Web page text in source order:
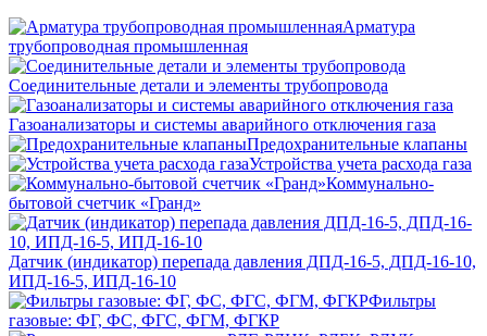
Арматура
трубопроводная промышленная
Соединительные детали и элементы трубопровода
Газоанализаторы и системы аварийного отключения газа
Предохранительные клапаны
Устройства учета расхода газа
Коммунально-
бытовой счетчик «Гранд»
Датчик (индикатор) перепада давления ДПД-16-5, ДПД-16-10,
ИПД-16-5, ИПД-16-10
Фильтры
газовые: ФГ, ФС, ФГС, ФГМ, ФГКР